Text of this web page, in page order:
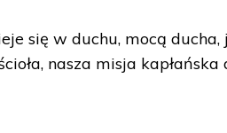
się w duchu, mocą
nasza misja